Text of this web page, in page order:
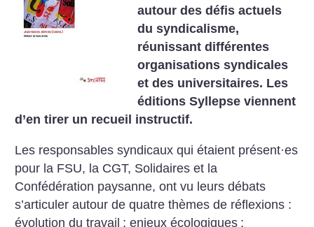
autour des défis actuels
du syndicalisme,
réunissant différentes
organisations syndicales
et des universitaires. Les
éditions Syllepse viennent
d’en tirer un recueil instructif.
Les responsables syndicaux qui étaient présent·es
pour la FSU, la CGT, Solidaires et la
Confédération paysanne, ont vu leurs débats
s’articuler autour de ­quatre thèmes de réflexions :
évolution du travail ; enjeux éco­logiques ;